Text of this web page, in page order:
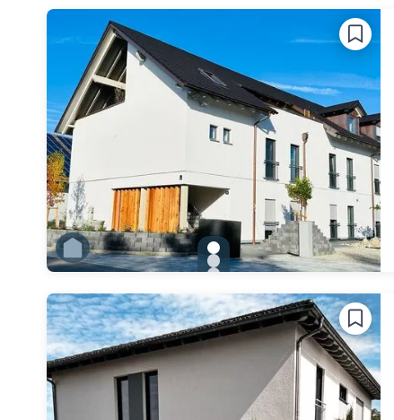
Zu Slide 6 wechseln
gallery.slide_selector
Zu Slide 1 wechseln
Zu Slide 2 wechseln
Zu Slide 4 wechseln
Zu Slide 5 wechseln
Zu Slide 6 wechseln